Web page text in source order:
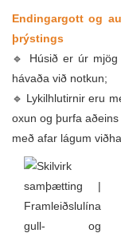
Endingargott og
þrýstings
🔹 Húsið er úr
hávaða við notkun;
🔹 Lykilhlutirnir eru
oxun og þurfa
með afar lágum